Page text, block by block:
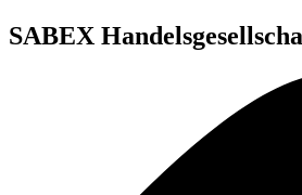
SABEX